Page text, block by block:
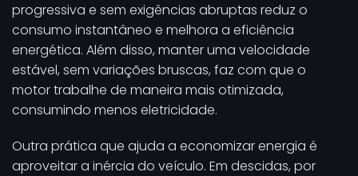
progressiva e sem exigências abruptas reduz o
consumo instantâneo e melhora a eficiência
energética. Além disso, manter uma velocidade
estável, sem variações bruscas, faz com que o
motor trabalhe de maneira mais otimizada,
consumindo menos eletricidade.
Outra prática que ajuda a economizar energia é
aproveitar a inércia do veículo. Em descidas, por